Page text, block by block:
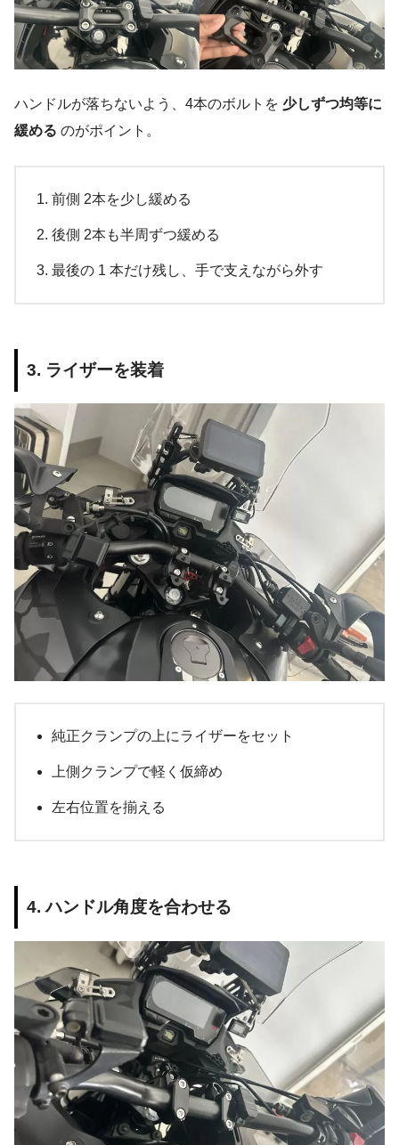
ハンドルが落ちないよう、4本のボルトを 少しずつ均等に
緩める のがポイント。
前側 2本を少し緩める
後側 2本も半周ずつ緩める
最後の 1 本だけ残し、手で支えながら外す
3. ライザーを装着
純正クランプの上にライザーをセット
上側クランプで軽く仮締め
左右位置を揃える
4. ハンドル角度を合わせる